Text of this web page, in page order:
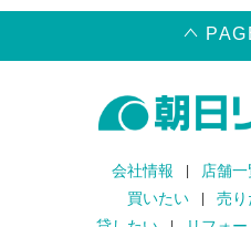
会社情報 店舗一
買いたい
売り